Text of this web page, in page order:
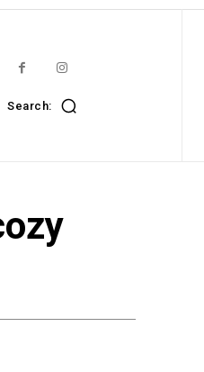
Search: